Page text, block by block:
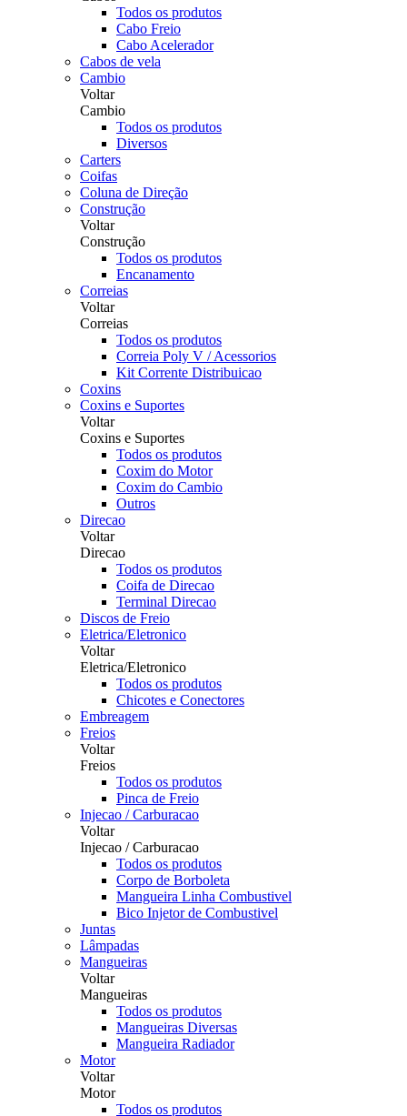
Todos os produtos
Cabo Freio
Cabo Acelerador
Cabos de vela
Cambio
Voltar
Cambio
Todos os produtos
Diversos
Carters
Coifas
Coluna de Direção
Construção
Voltar
Construção
Todos os produtos
Encanamento
Correias
Voltar
Correias
Todos os produtos
Correia Poly V / Acessorios
Kit Corrente Distribuicao
Coxins
Coxins e Suportes
Voltar
Coxins e Suportes
Todos os produtos
Coxim do Motor
Coxim do Cambio
Outros
Direcao
Voltar
Direcao
Todos os produtos
Coifa de Direcao
Terminal Direcao
Discos de Freio
Eletrica/Eletronico
Voltar
Eletrica/Eletronico
Todos os produtos
Chicotes e Conectores
Embreagem
Freios
Voltar
Freios
Todos os produtos
Pinca de Freio
Injecao / Carburacao
Voltar
Injecao / Carburacao
Todos os produtos
Corpo de Borboleta
Mangueira Linha Combustivel
Bico Injetor de Combustivel
Juntas
Lâmpadas
Mangueiras
Voltar
Mangueiras
Todos os produtos
Mangueiras Diversas
Mangueira Radiador
Motor
Voltar
Motor
Todos os produtos